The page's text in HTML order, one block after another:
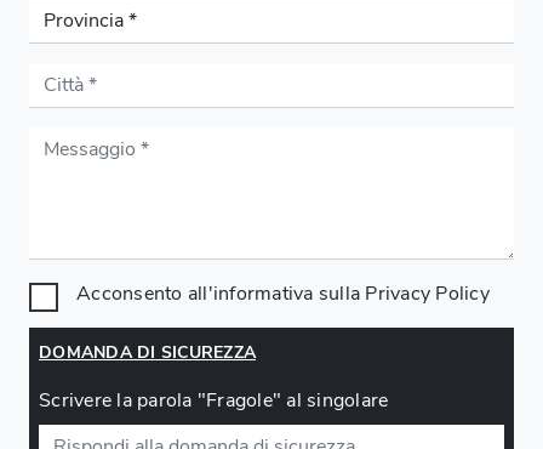
Acconsento all'informativa sulla Privacy Policy
DOMANDA DI SICUREZZA
Scrivere la parola "Fragole" al singolare